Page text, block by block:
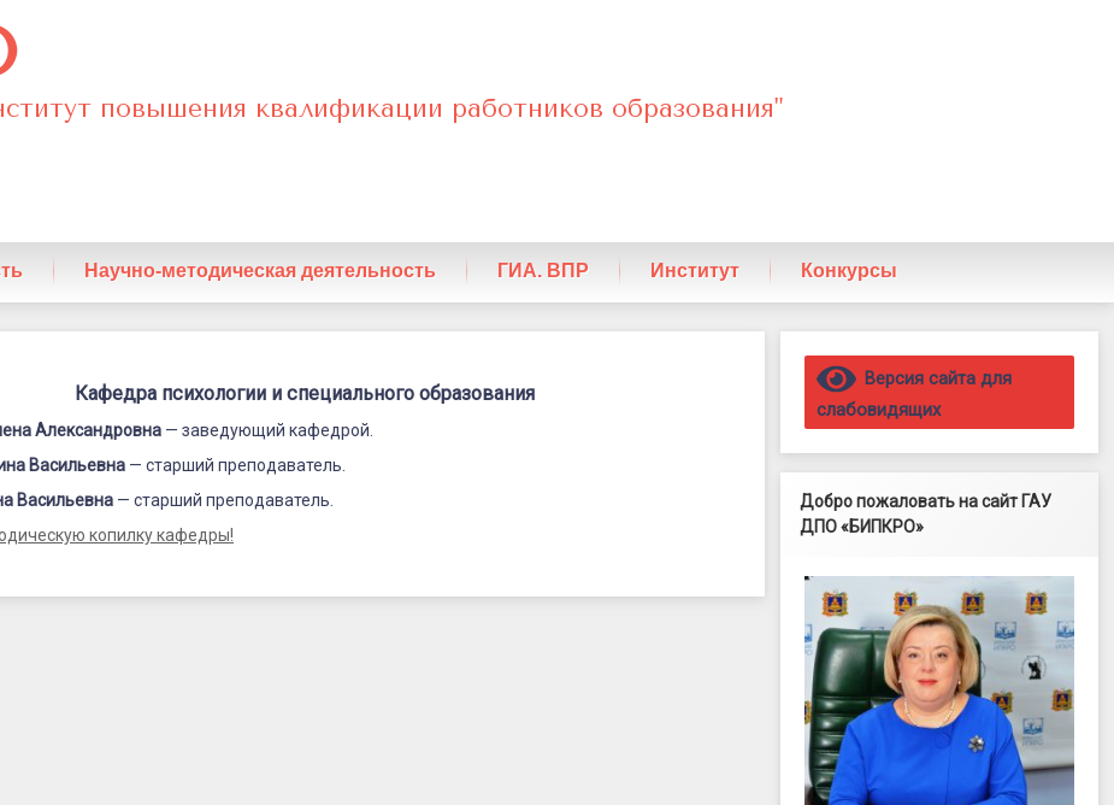
повышения квалификации работников образования"
Научно-методическая деятельность ГИА. ВПР Институт Конкурсы
Кафедра психологии и специального образования
Александровна — заведующий кафедрой.
Васильевна — старший преподаватель.
Васильевна — старший преподаватель.
копилку кафедры!
Правый сайдбар
Версия сайта для
слабовидящих
Добро пожаловать на сайт ГАУ
ДПО «БИПКРО»